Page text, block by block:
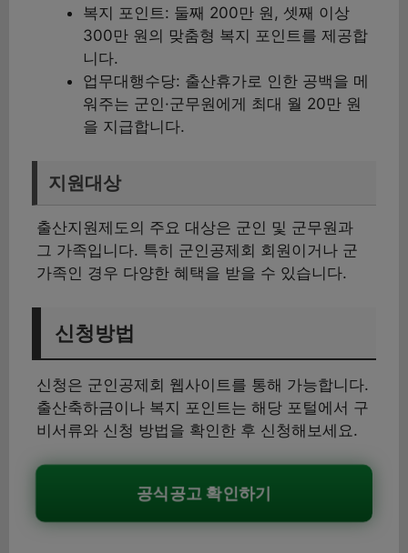
복지 포인트: 둘째 200만 원, 셋째 이상
300만 원의 맞춤형 복지 포인트를 제공합
니다.
업무대행수당: 출산휴가로 인한 공백을 메
워주는 군인·군무원에게 최대 월 20만 원
을 지급합니다.
지원대상
출산지원제도의 주요 대상은 군인 및 군무원과
그 가족입니다. 특히 군인공제회 회원이거나 군
가족인 경우 다양한 혜택을 받을 수 있습니다.
신청방법
신청은 군인공제회 웹사이트를 통해 가능합니다.
출산축하금이나 복지 포인트는 해당 포털에서 구
비서류와 신청 방법을 확인한 후 신청해보세요.
공식공고 확인하기